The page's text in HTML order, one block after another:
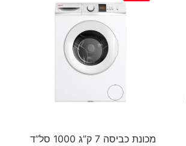
מכונת כביסה 7 ק”ג 1000 סל”ד